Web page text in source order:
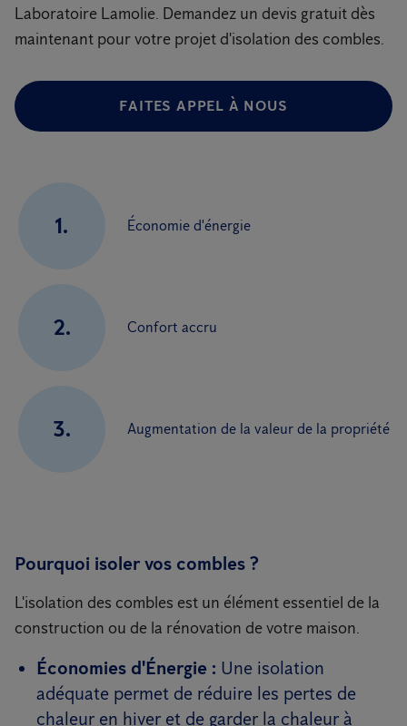
Laboratoire Lamolie. Demandez un devis gratuit dès
maintenant pour votre projet d'isolation des combles.
FAITES APPEL À NOUS
1. Économie d'énergie
2. Confort accru
3. Augmentation de la valeur de la propriété
Pourquoi isoler vos combles ?
L'isolation des combles est un élément essentiel de la
construction ou de la rénovation de votre maison.
Économies d'Énergie : Une isolation
adéquate permet de réduire les pertes de
chaleur en hiver et de garder la chaleur à